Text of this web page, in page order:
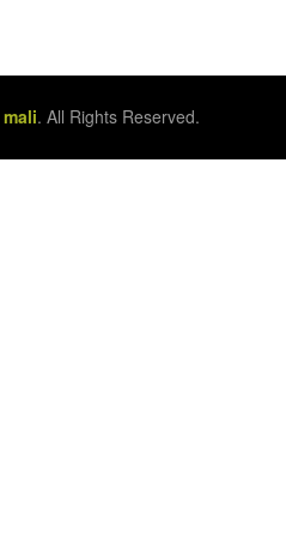
. All Rights Reserved.